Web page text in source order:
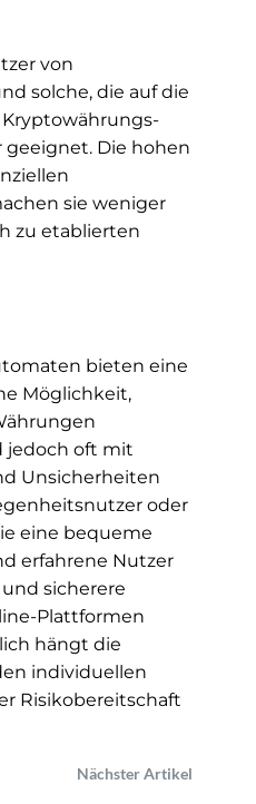
von
solche, die auf die
Die hohen
sie weniger
zu etablierten
bieten eine
Möglichkeit,
jedoch oft mit
Unsicherheiten
oder
eine bequeme
erfahrene Nutzer
sicherere
Plattformen
hängt die
individuellen
Risikobereitschaft
Nächster Artikel